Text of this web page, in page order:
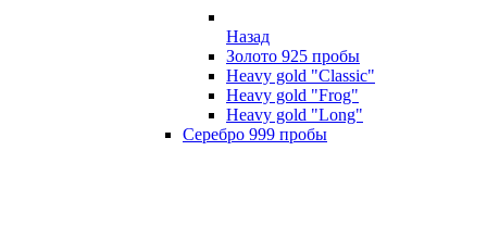
Назад
Золото 925 пробы
Heavy gold "Classic"
Heavy gold "Frog"
Heavy gold "Long"
Серебро 999 пробы